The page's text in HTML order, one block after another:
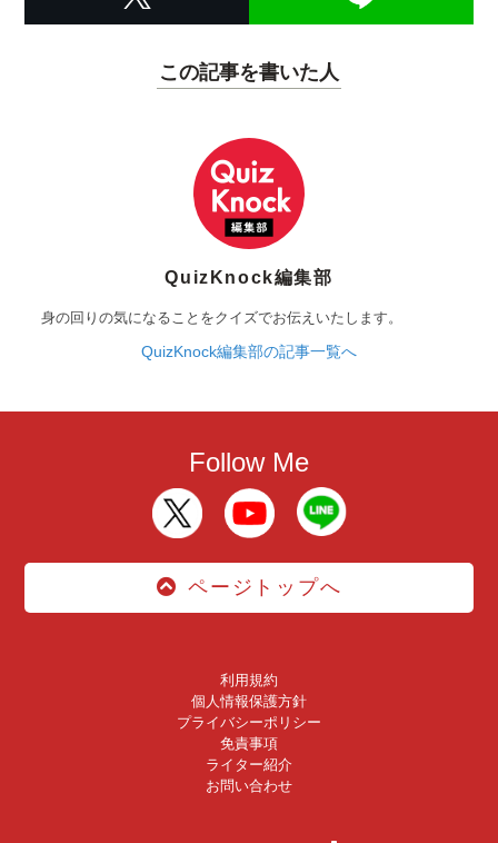
この記事を書いた人
QuizKnock編集部
身の回りの気になることをクイズでお伝えいたします。
QuizKnock編集部の記事一覧へ
Follow Me
ページトップへ
利用規約
個人情報保護方針
プライバシーポリシー
免責事項
ライター紹介
お問い合わせ